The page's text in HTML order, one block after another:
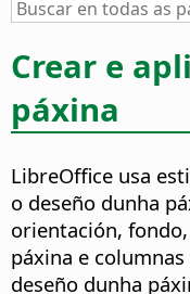
Crear e
páxina
LibreOffice usa
o deseño dunha
orientación,
páxina e
deseño dunha